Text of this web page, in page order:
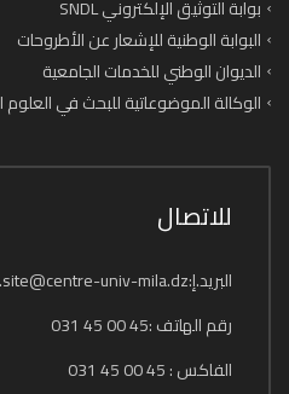
بوابة التوثيق الإلكتروني SNDL
البوابة الوطنية للإشعار عن الأطروحات
الديوان الوطني للخدمات الجامعية
الوكالة الموضوعاتية للبحث في العلوم
للاتصال
البريد.إ:admin.site@centre-univ-mila.dz
رقم الهاتف :45 00 45 031
الفاكس : 45 00 45 031